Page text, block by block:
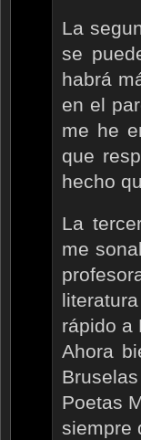
La
se
habrá
en el
me he
que
hecho
La
me
rápido a
Ahora
Poetas
siempre